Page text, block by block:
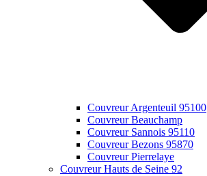
Couvreur Argenteuil 95100
Couvreur Beauchamp
Couvreur Sannois 95110
Couvreur Bezons 95870
Couvreur Pierrelaye
Couvreur Hauts de Seine 92